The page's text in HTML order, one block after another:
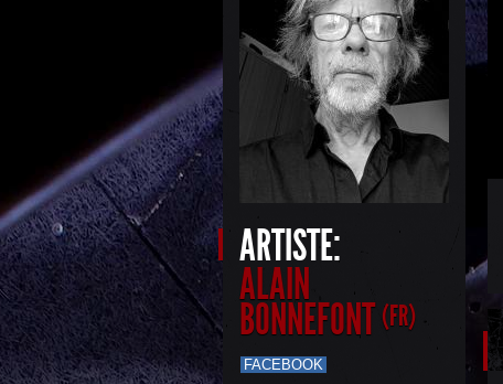
ARTISTE:
ALAIN
BONNEFONT (FR)
FACEBOOK